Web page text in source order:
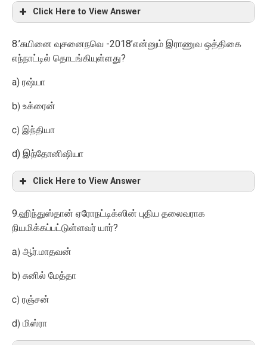
Click Here to View Answer
8.’சுயினை வுசனைநவெ -2018’என்னும் இராணுவ ஒத்திகை
எந்நாட்டில் தொடங்கியுள்ளது?
a) ரஷ்யா
b) உக்ரைன்
c) இந்தியா
d) இந்தோனிஷியா
Click Here to View Answer
9.ஹிந்துஸ்தான் ஏரோநட்டிக்ஸின் புதிய தலைவராக
நியமிக்கப்பட்டுள்ளவர் யார்?
a) ஆர்.மாதவன்
b) சுனில் மேத்தா
c) ரஞ்சன்
d) மிஸ்ரா